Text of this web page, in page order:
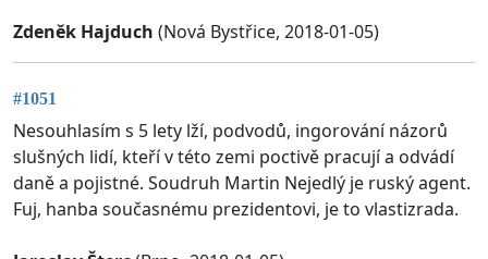
Zdeněk Hajduch (Nová Bystřice, 2018-01-05)
#1051
Nesouhlasím s 5 lety lží, podvodů, ingorování názorů
slušných lidí, kteří v této zemi poctivě pracují a odvádí
daně a pojistné. Soudruh Martin Nejedlý je ruský agent.
Fuj, hanba současnému prezidentovi, je to vlastizrada.